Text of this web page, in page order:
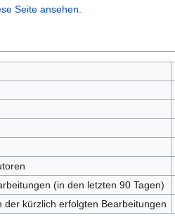
Seite ansehen.
(in den letzten 90 Tagen)
der kürzlich erfolgten Bearbeitungen